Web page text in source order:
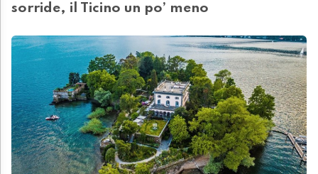
sorride, il Ticino un po’ meno